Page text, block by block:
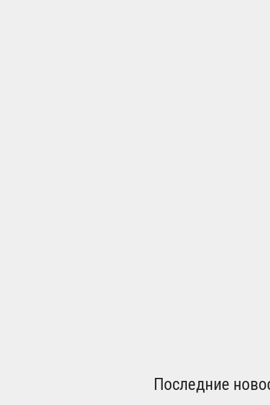
Последние